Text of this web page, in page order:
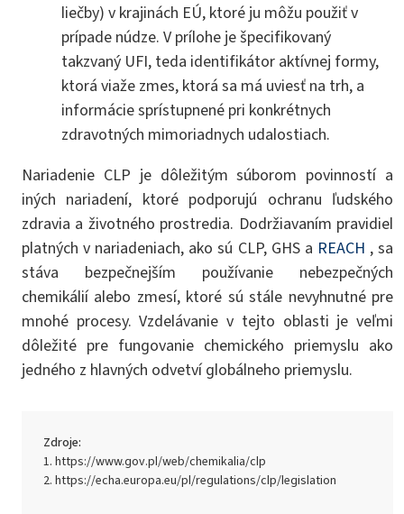
liečby) v krajinách EÚ, ktoré ju môžu použiť v
prípade núdze. V prílohe je špecifikovaný
takzvaný UFI, teda identifikátor aktívnej formy,
ktorá viaže zmes, ktorá sa má uviesť na trh, a
informácie sprístupnené pri konkrétnych
zdravotných mimoriadnych udalostiach.
Nariadenie CLP je dôležitým súborom povinností a
iných nariadení, ktoré podporujú ochranu ľudského
zdravia a životného prostredia. Dodržiavaním pravidiel
platných v nariadeniach, ako sú CLP, GHS a REACH , sa
stáva bezpečnejším používanie nebezpečných
chemikálií alebo zmesí, ktoré sú stále nevyhnutné pre
mnohé procesy. Vzdelávanie v tejto oblasti je veľmi
dôležité pre fungovanie chemického priemyslu ako
jedného z hlavných odvetví globálneho priemyslu.
Zdroje:
https://www.gov.pl/web/chemikalia/clp
https://echa.europa.eu/pl/regulations/clp/legislation